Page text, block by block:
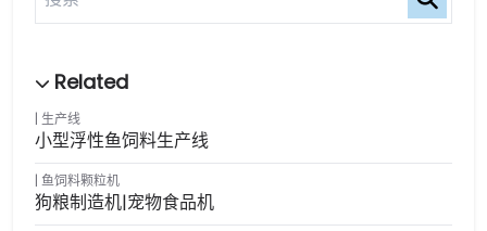
生产线
小型浮性鱼饲料生产线
鱼饲料颗粒机
狗粮制造机|宠物食品机